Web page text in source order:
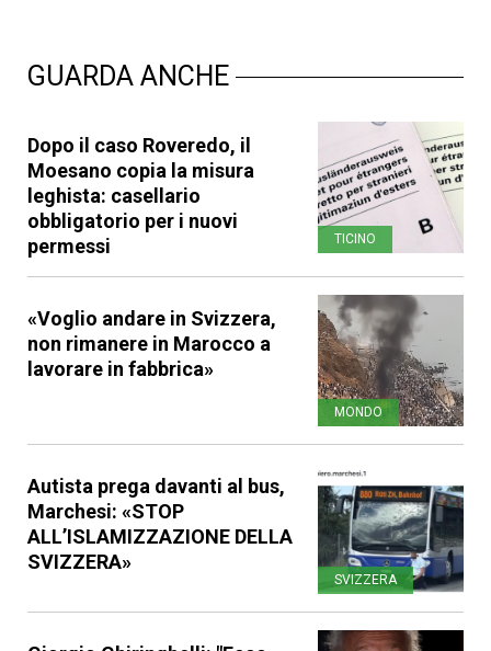
GUARDA ANCHE
Dopo il caso Roveredo, il
Moesano copia la misura
leghista: casellario
obbligatorio per i nuovi
permessi
TICINO
«Voglio andare in Svizzera,
non rimanere in Marocco a
lavorare in fabbrica»
MONDO
Autista prega davanti al bus,
Marchesi: «STOP
ALL’ISLAMIZZAZIONE DELLA
SVIZZERA»
SVIZZERA